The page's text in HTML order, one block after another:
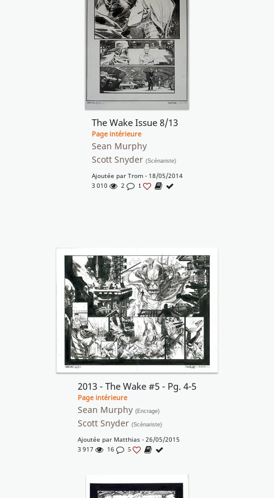
The Wake Issue 8/13
Page intérieure
Sean Murphy
Scott Snyder (Scénariste)
Ajoutée par Trom- 18/05/2014
3 010
2 1
2013 - The Wake #5 - Pg. 4-5
Page intérieure
Sean Murphy (Encrage)
Scott Snyder (Scénariste)
Ajoutée par Matthias - 26/05/2015
3 917
16 5